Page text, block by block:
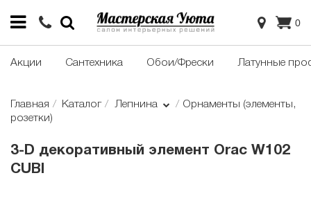
0
Акции Сантехника Обои/Фрески Латунные
Главная Каталог Лепнина
Орнаменты (элементы,
розетки)
3-D декоративный элемент Orac W102
CUBI